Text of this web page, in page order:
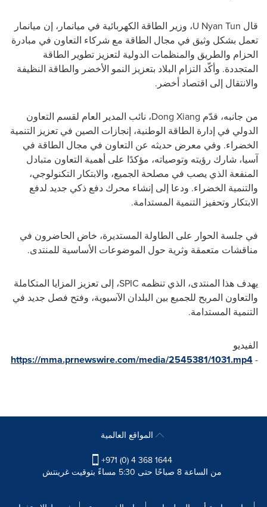
قال U Nyan Tun
، وزير الطاقة الكهربائية في ميانمار، إن ميانمار
تعمل بشكل وثيق في مجال الطاقة مع شركاء التعاون في مبادرة
الحزام والطريق والمنظمات الدولية لتعزيز تطوير الطاقة
المتجددة. وأكّد التزام البلاد بتعزيز النمو الأخضر والطاقة النظيفة
والانتقال إلى اقتصاد أخضر.
من جانبه، قدّم Dong Xiang، نائب المدير العام لقسم التعاون
الدولي في إدارة الطاقة الوطنية، إنجازات الصين في تعزيز التنمية
الخضراء. وفي معرض حديثه عن التعاون في مجال الطاقة في
آسيا، شارك رؤيته وتوصياته، مؤكدًا على أهمية التعاون متبادل
المنفعة الذي يصب في مصلحة الجميع، والابتكار التكنولوجي،
والتنمية الخضراء. ودعا إلى إنشاء محرك دفع ذكي جديد لدفع
الابتكار وتحفيز التنمية المستدامة.
في جلسة الحوار على الطاولة المستديرة، خاض الحاضرون في
مناقشات متعمقة وثرية حول الموضوعات الأساسية للمنتدى.
يهدف هذا المنتدى، الذي تنظمه SPIC، إلى تعزيز المزايا المتكاملة
والتعاون المربح للجميع بين البلدان الآسيوية، وفتح فصل جديد في
التنمية المستدامة.
الفيديو
-
https://mma.prnewswire.com/media/2545381/1031.mp4
+971 (0) 4 368 1644
من الساعة 8 صباحًا حتى 5:30 مساءً بتوقيت غرينتش